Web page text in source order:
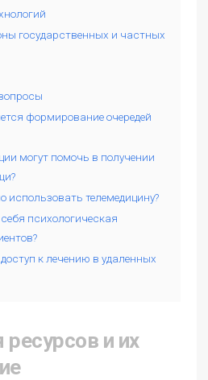
государственных и частных
формирование очередей
могут помочь в получении
использовать телемедицину?
психологическая
к лечению в удаленных
и их